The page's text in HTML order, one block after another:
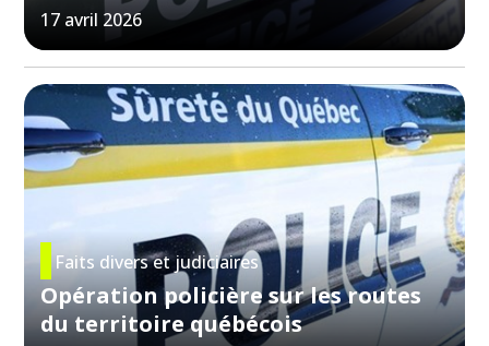
17 avril 2026
Faits divers et judiciaires
Opération policière sur les routes
du territoire québécois